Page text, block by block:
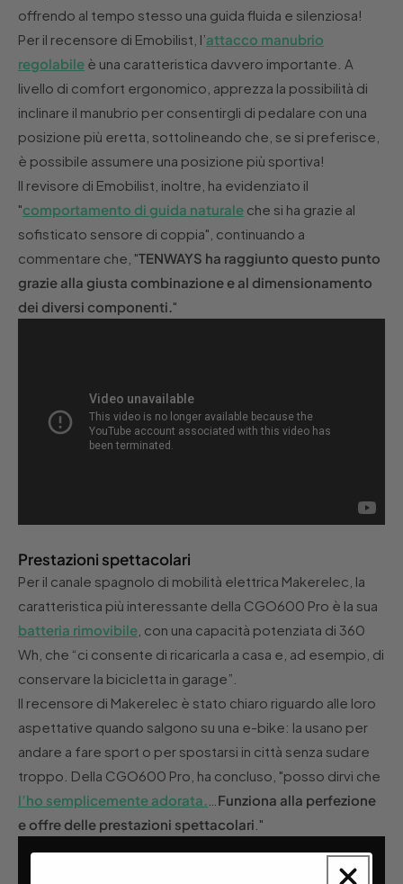
offrendo al tempo stesso una guida fluida e silenziosa!
Per il recensore di Emobilist, l’attacco manubrio
regolabile è una caratteristica davvero importante. A
livello di comfort ergonomico, apprezza la possibilità di
inclinare il manubrio per consentirgli di pedalare con una
posizione più eretta, sottolineando che, se si preferisce,
è possibile assumere una posizione più sportiva!
Il revisore di Emobilist, inoltre, ha evidenziato il
"comportamento di guida naturale che si ha grazie al
sofisticato sensore di coppia", continuando a
commentare che, "TENWAYS ha raggiunto questo punto
grazie alla giusta combinazione e al dimensionamento
dei diversi componenti. "
Prestazioni spettacolari
Per il canale spagnolo di mobilità elettrica Makerelec, la
caratteristica più interessante della CGO600 Pro è la sua
batteria rimovibile , con una capacità potenziata di 360
Wh, che “ci consente di ricaricarla a casa e, ad esempio, di
conservare la bicicletta in garage”.
Il recensore di Makerelec è stato chiaro riguardo alle loro
aspettative quando salgono su una e-bike: la usano per
andare a fare sport o per spostarsi in città senza sudare
troppo. Della CGO600 Pro, ha concluso, "posso dirvi che
l’ho semplicemente adorata.
Funziona alla perfezione
e offre delle prestazioni spettacolari ."